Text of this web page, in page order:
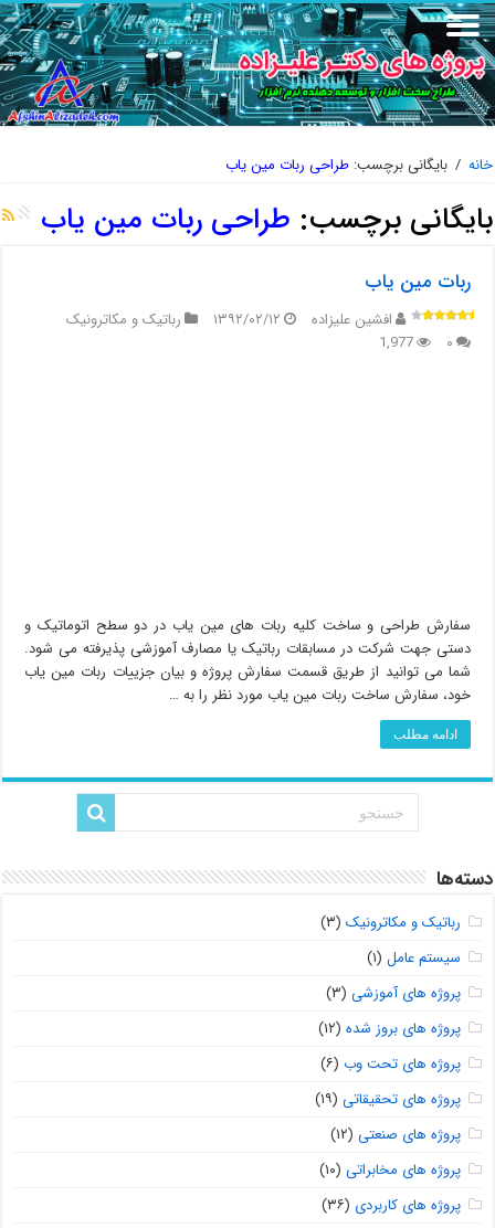
خانه / بایگانی برچسب:طراحی ربات مین یاب
بایگانی برچسب: طراحی ربات مین یاب
ربات مین یاب
افشین علیزاده ۱۳۹۲/۰۲/۱۲
رباتیک و مکاترونیک
۰
1,977
سفارش طراحی و ساخت کلیه ربات های مین یاب در دو سطح اتوماتیک و
دستی جهت شرکت در مسابقات رباتیک یا مصارف آموزشی پذیرفته می شود.
شما می توانید از طریق قسمت سفارش پروژه و بیان جزییات ربات مین یاب
خود، سفارش ساخت ربات مین یاب مورد نظر را به …
ادامه مطلب
دسته‌ها
رباتیک و مکاترونیک (۳)
سیستم عامل (۱)
پروژه های آموزشی (۳)
پروژه های بروز شده (۱۲)
پروژه های تحت وب (۶)
پروژه های تحقیقاتی (۱۹)
پروژه های صنعتی (۱۲)
پروژه های مخابراتی (۱۰)
پروژه های کاربردی (۳۶)